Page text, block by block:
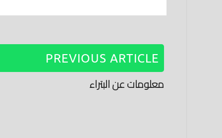
PREVIOUS ARTICLE
معلومات عن البتراء